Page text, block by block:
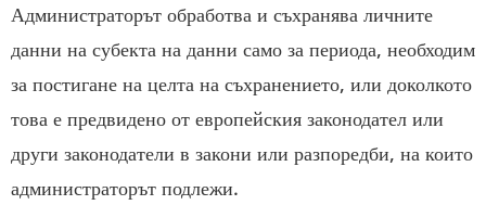
Администраторът обработва и съхранява личните
данни на субекта на данни само за периода, необходим
за постигане на целта на съхранението, или доколкото
това е предвидено от европейския законодател или
други законодатели в закони или разпоредби, на които
администраторът подлежи.